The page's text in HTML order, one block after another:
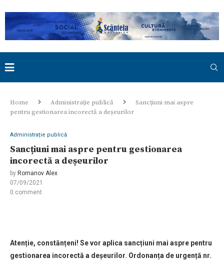
Home Administrație publică
Sancțiuni mai aspre
pentru gestionarea incorectă a deșeurilor
Administrație publică
Sancțiuni mai aspre pentru gestionarea
incorectă a deșeurilor
by Romanov Alex
07/09/2021
0 comment
Atenție, constănțeni! Se vor aplica sancțiuni mai aspre pentru
gestionarea incorectă a deșeurilor. Ordonanța de urgență nr.